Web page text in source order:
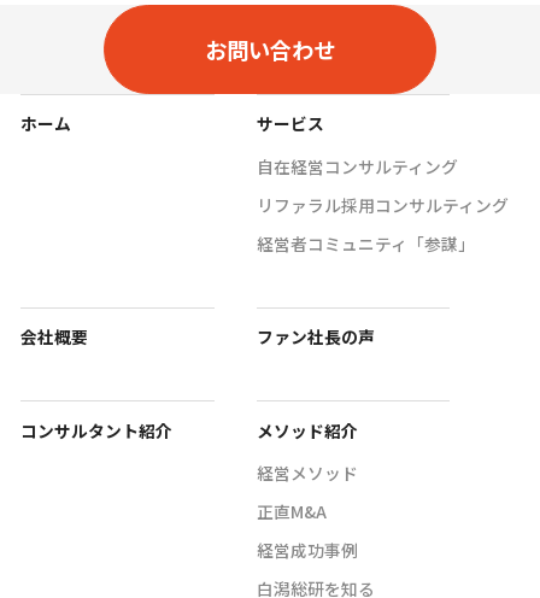
お問い合わせ
ホーム
サービス
自在経営コンサルティング
リファラル採用コンサルティング
経営者コミュニティ「参謀」
会社概要 ファン社長の声
コンサルタント紹介
メソッド紹介
経営メソッド
正直M&A
経営成功事例
白潟総研を知る